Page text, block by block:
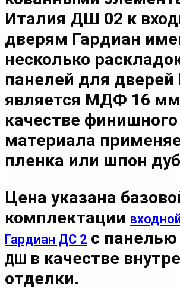
Италия ДШ 02 к
дверям Гардиан
несколько
панелей для дверей
является МДФ 16 мм
качестве финишного
материала
пленка или шпон
Цена указана
комплектации
Гардиан ДС 2 с панелью
ДШ в качестве
отделки.